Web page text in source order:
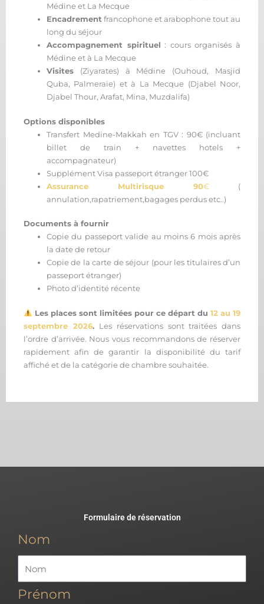
Médine et La Mecque
Encadrement francophone et arabophone tout au
long du séjour
Accompagnement spirituel : cours organisés à
Médine et à La Mecque
Visites (Ziyarates) à Médine (Ouhoud, Masjid
Quba, Palmeraie) et à La Mecque (Djabel Noor,
Djabel Thour, Arafat, Mina, Muzdalifa)
Options disponibles
Transfert Medine-Makkah en TGV : 90€ (incluant
billet de train + navettes hotels +
accompagnateur)
Supplément Visa passeport étranger 100€
Assurance Multirisque
90€(
annulation,rapatriement,bagages perdus etc..)
Documents à fournir
Copie du passeport valide au moins 6 mois après
la date de retour
Copie de la carte de séjour (pour les titulaires d’un
passeport étranger)
Photo d’identité récente
Les places sont limitées pour ce départ du 12 au 19
septembre 2026. Les réservations sont traitées dans
l’ordre d’arrivée. Nous vous recommandons de réserver
rapidement afin de garantir la disponibilité du tarif
affiché et de la catégorie de chambre souhaitée.
Formulaire de réservation
Nom
Prénom